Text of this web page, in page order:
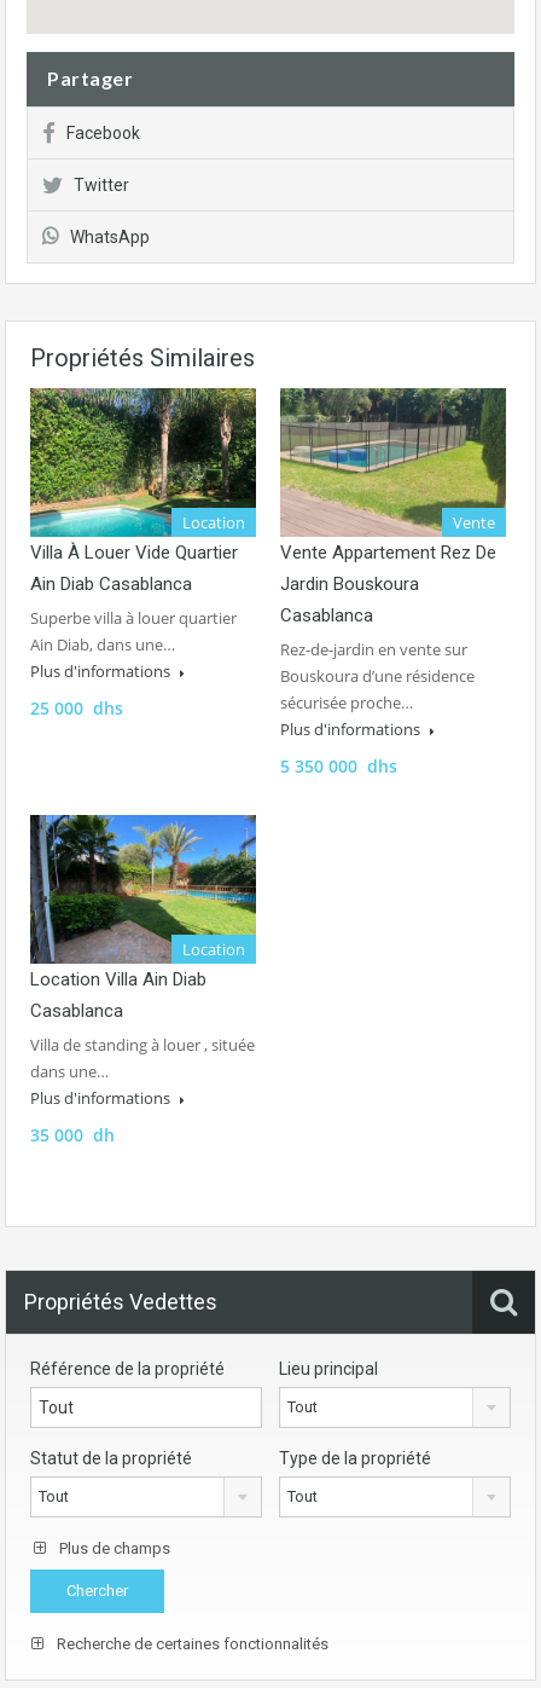
Partager
Facebook
Twitter
WhatsApp
Propriétés Similaires
Location
Villa À Louer Vide Quartier
Ain Diab Casablanca
Superbe villa à louer quartier
Ain Diab, dans une…
Plus d'informations
25 000 dhs
Vente
Vente Appartement Rez De
Jardin Bouskoura
Casablanca
Rez-de-jardin en vente sur
Bouskoura d’une résidence
sécurisée proche…
Plus d'informations
5 350 000 dhs
Location
Location Villa Ain Diab
Casablanca
Villa de standing à louer , située
dans une…
Plus d'informations
35 000 dh
Propriétés Vedettes
Référence de la propriété Lieu principal
Tout
Statut de la propriété
Tout
Type de la propriété
Tout
Plus de champs
Recherche de certaines fonctionnalités